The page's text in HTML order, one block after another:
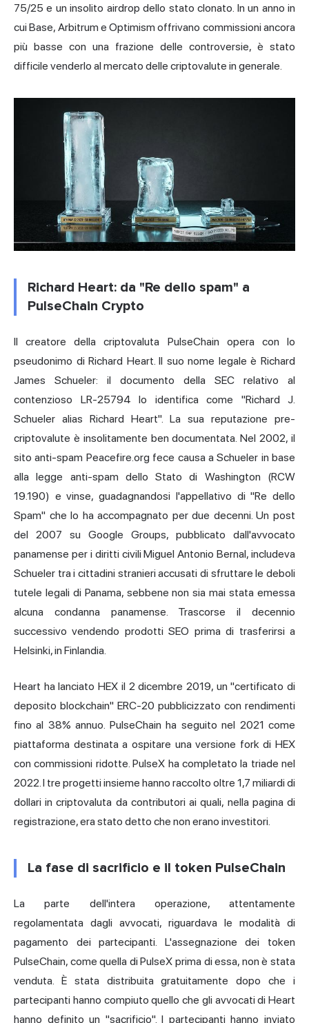
75/25 e un insolito airdrop dello stato clonato. In un anno in
cui Base, Arbitrum e Optimism offrivano commissioni ancora
più basse con una frazione delle controversie, è stato
difficile venderlo al mercato delle criptovalute in generale.
Richard Heart: da "Re dello spam" a
PulseChain Crypto
Il creatore della criptovaluta PulseChain opera con lo
pseudonimo di Richard Heart. Il suo nome legale è Richard
James Schueler: il documento della SEC relativo al
contenzioso LR-25794 lo identifica come "Richard J.
Schueler alias Richard Heart". La sua reputazione pre-
criptovalute è insolitamente ben documentata. Nel 2002, il
sito anti-spam Peacefire.org fece causa a Schueler in base
alla legge anti-spam dello Stato di Washington (RCW
19.190) e vinse, guadagnandosi l'appellativo di "Re dello
Spam" che lo ha accompagnato per due decenni. Un post
del 2007 su Google Groups, pubblicato dall'avvocato
panamense per i diritti civili Miguel Antonio Bernal, includeva
Schueler tra i cittadini stranieri accusati di sfruttare le deboli
tutele legali di Panama, sebbene non sia mai stata emessa
alcuna condanna panamense. Trascorse il decennio
successivo vendendo prodotti SEO prima di trasferirsi a
Helsinki, in Finlandia.
Heart ha lanciato HEX il 2 dicembre 2019, un "certificato di
deposito blockchain" ERC-20 pubblicizzato con rendimenti
fino al 38% annuo. PulseChain ha seguito nel 2021 come
piattaforma destinata a ospitare una versione fork di HEX
con commissioni ridotte. PulseX ha completato la triade nel
2022. I tre progetti insieme hanno raccolto oltre 1,7 miliardi di
dollari in criptovaluta da contributori ai quali, nella pagina di
registrazione, era stato detto che non erano investitori.
La fase di sacrificio e il token PulseChain
La parte dell'intera operazione, attentamente
regolamentata dagli avvocati, riguardava le modalità di
pagamento dei partecipanti. L'assegnazione dei token
PulseChain, come quella di PulseX prima di essa, non è stata
venduta. È stata distribuita gratuitamente dopo che i
partecipanti hanno compiuto quello che gli avvocati di Heart
hanno definito un "sacrificio". I partecipanti hanno inviato